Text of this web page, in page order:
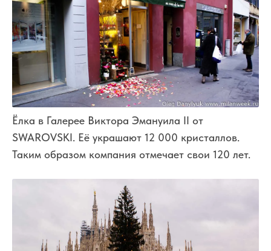
Ёлка в Галерее Виктора Эмануила II от
SWAROVSKI. Её украшают 12 000 кристаллов.
Таким образом компания отмечает свои 120 лет.